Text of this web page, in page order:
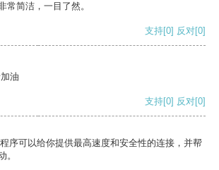
常简洁，一目了然。
支持[0] 反对[0]
油
支持[0] 反对[0]
序可以给你提供最高速度和安全性的连接，并帮
。